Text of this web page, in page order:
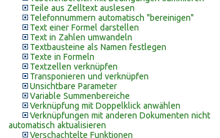
Teile aus Zelltext auslesen
Telefonnummern automatisch "bereinigen"
Text einer Formel darstellen
Text in Zahlen umwandeln
Textbausteine als Namen festlegen
Texte in Formeln
Textzellen verknüpfen
Transponieren und verknüpfen
Unsichtbare Parameter
Variable Summenbereiche
Verknüpfung mit Doppelklick anwählen
Verknüpfungen mit anderen Dokumenten nicht
automatisch aktualisieren
Verschachtelte Funktionen